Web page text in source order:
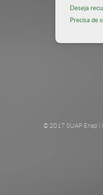
Deseja
Precisa de
© 2017 SUAP Enap |